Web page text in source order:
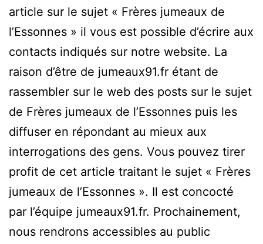
article sur le sujet « Frères jumeaux de
l’Essonnes » il vous est possible d’écrire aux
contacts indiqués sur notre website. La
raison d’être de jumeaux91.fr étant de
rassembler sur le web des posts sur le sujet
de Frères jumeaux de l’Essonnes puis les
diffuser en répondant au mieux aux
interrogations des gens. Vous pouvez tirer
profit de cet article traitant le sujet « Frères
jumeaux de l’Essonnes ». Il est concocté
par l’équipe jumeaux91.fr. Prochainement,
nous rendrons accessibles au public